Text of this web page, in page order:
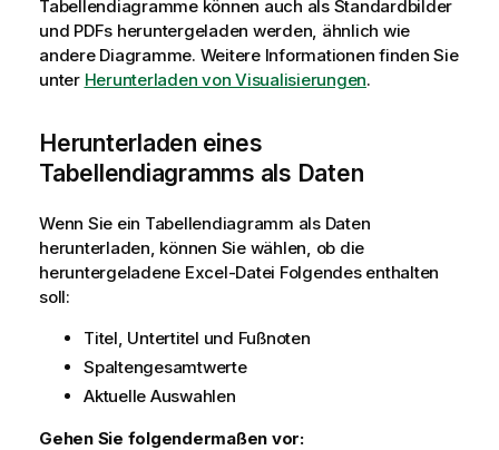
Tabellendiagramme können auch als Standardbilder
und PDFs heruntergeladen werden, ähnlich wie
andere Diagramme. Weitere Informationen finden Sie
unter Herunterladen von Visualisierungen.
Herunterladen eines
Tabellendiagramms als Daten
Wenn Sie ein Tabellendiagramm als Daten
herunterladen, können Sie wählen, ob die
heruntergeladene Excel-Datei Folgendes enthalten
soll:
Titel, Untertitel und Fußnoten
Spaltengesamtwerte
Aktuelle Auswahlen
Gehen Sie folgendermaßen vor: